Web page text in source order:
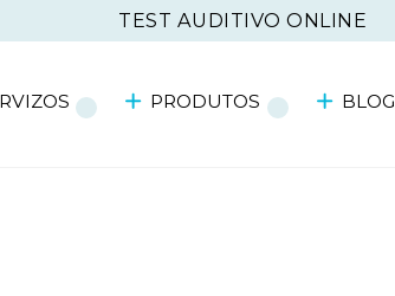
TEST AUDITIVO ONLINE
PRODUTOS BLOG